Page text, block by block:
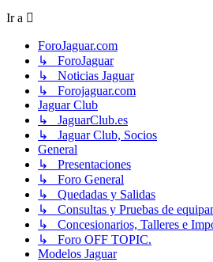
Ir a
ForoJaguar.com
↳ ForoJaguar
↳ Noticias Jaguar
↳ Forojaguar.com
Jaguar Club
↳ JaguarClub.es
↳ Jaguar Club, Socios
General
↳ Presentaciones
↳ Foro General
↳ Quedadas y Salidas
↳ Consultas y Pruebas de
↳ Concesionarios, Talleres e
↳ Foro OFF TOPIC.
Modelos Jaguar